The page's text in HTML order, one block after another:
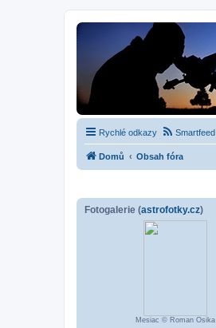
Rychlé odkazy Smartfeed
Domů Obsah fóra
Fotogalerie (astrofotky.cz)
Mesiac © Roman Osika